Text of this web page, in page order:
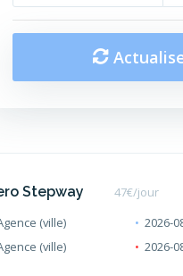
Stepway 47€/jour
(ville)
2026-
(ville)
2026-